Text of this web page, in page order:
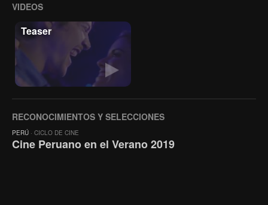
VIDEOS
Teaser
RECONOCIMIENTOS Y SELECCIONES
PERÚ · CICLO DE CINE
Cine Peruano en el Verano 2019